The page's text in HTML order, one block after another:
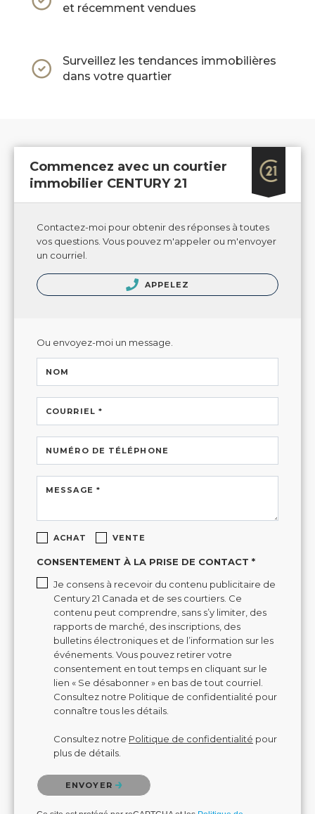
et récemment vendues
Surveillez les tendances immobilières
dans votre quartier
Commencez avec un courtier
immobilier CENTURY 21
Contactez-moi pour obtenir des réponses à toutes
vos questions. Vous pouvez m'appeler ou m'envoyer
un courriel.
APPELEZ
Ou envoyez-moi un message.
NOM
COURRIEL *
NUMÉRO DE TÉLÉPHONE
MESSAGE *
ACHAT VENTE
CONSENTEMENT À LA PRISE DE CONTACT *
Je consens à recevoir du contenu publicitaire de
Century 21 Canada et de ses courtiers. Ce
contenu peut comprendre, sans s’y limiter, des
rapports de marché, des inscriptions, des
bulletins électroniques et de l’information sur les
événements. Vous pouvez retirer votre
consentement en tout temps en cliquant sur le
lien « Se désabonner » en bas de tout courriel.
Consultez notre Politique de confidentialité pour
connaître tous les détails.
Consultez notre Politique de confidentialité pour
plus de détails.
Veuillez confirmer que vous n'êtes pas un robot.
ENVOYER